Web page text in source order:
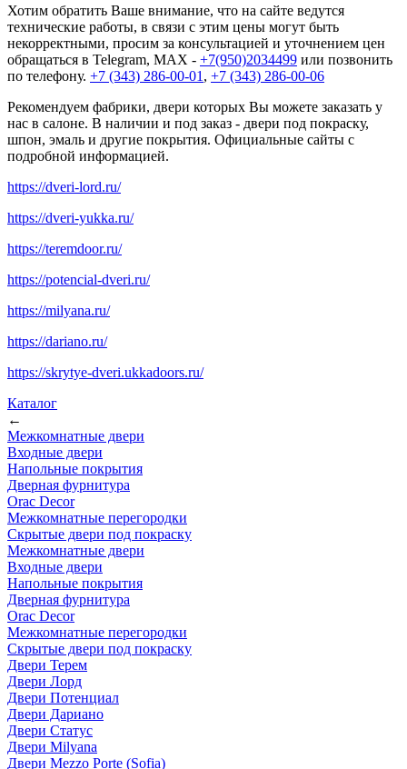
Хотим обратить Ваше внимание, что на сайте ведутся
технические работы, в связи с этим цены могут быть
некорректными, просим за консультацией и уточнением цен
обращаться в Telegram, MAX - +7(950)2034499 или позвонить
по телефону. +7 (343) 286-00-01 , +7 (343) 286-00-06
Рекомендуем фабрики, двери которых Вы можете заказать у
нас в салоне. В наличии и под заказ - двери под покраску,
шпон, эмаль и другие покрытия. Официальные сайты с
подробной информацией.
https://dveri-lord.ru/
https://dveri-yukka.ru/
https://teremdoor.ru/
https://potencial-dveri.ru/
https://milyana.ru/
https://dariano.ru/
https://skrytye-dveri.ukkadoors.ru/
Каталог
←
Межкомнатные двери
Входные двери
Напольные покрытия
Дверная фурнитура
Orac Decor
Межкомнатные перегородки
Скрытые двери под покраскy
Межкомнатные двери
Входные двери
Напольные покрытия
Дверная фурнитура
Orac Decor
Межкомнатные перегородки
Скрытые двери под покраскy
Двери Терем
Двери Лорд
Двери Потенциал
Двери Дариано
Двери Статус
Двери Milyana
Двери Mezzo Porte (Sofia)